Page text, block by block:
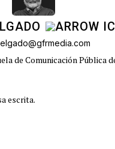
de Comunicación Pública
escrita.